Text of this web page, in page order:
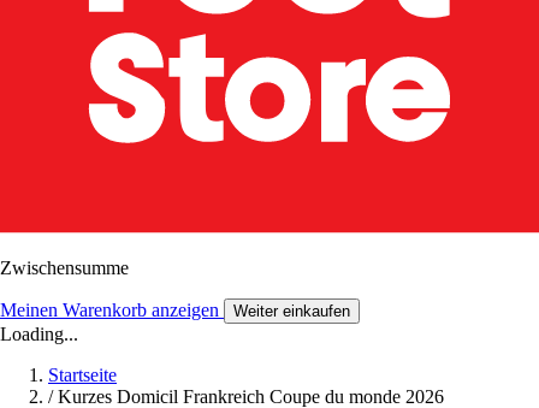
Zwischensumme
Meinen Warenkorb anzeigen Weiter einkaufen
Loading...
Startseite
/ Kurzes Domicil Frankreich Coupe du monde 2026